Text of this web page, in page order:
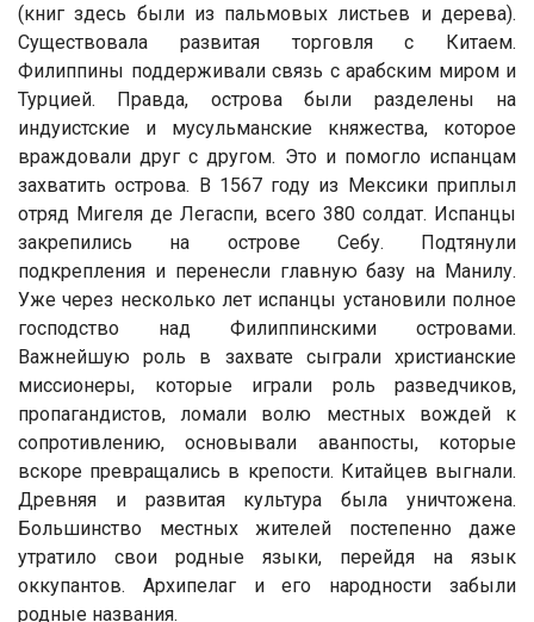
(книг здесь были из пальмовых листьев и дерева).
Существовала развитая торговля с Китаем.
Филиппины поддерживали связь с арабским миром и
Турцией. Правда, острова были разделены на
индуистские и мусульманские княжества, которое
враждовали друг с другом. Это и помогло испанцам
захватить острова. В 1567 году из Мексики приплыл
отряд Мигеля де Легаспи, всего 380 солдат. Испанцы
закрепились на острове Себу. Подтянули
подкрепления и перенесли главную базу на Манилу.
Уже через несколько лет испанцы установили полное
господство над Филиппинскими островами.
Важнейшую роль в захвате сыграли христианские
миссионеры, которые играли роль разведчиков,
пропагандистов, ломали волю местных вождей к
сопротивлению, основывали аванпосты, которые
вскоре превращались в крепости. Китайцев выгнали.
Древняя и развитая культура была уничтожена.
Большинство местных жителей постепенно даже
утратило свои родные языки, перейдя на язык
оккупантов. Архипелаг и его народности забыли
родные названия.